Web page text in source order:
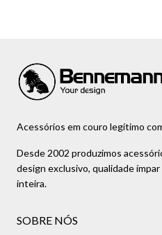
Acessórios em couro legítimo
Desde 2002 produzimos
design exclusivo, qualidade
inteira.
SOBRE NÓS